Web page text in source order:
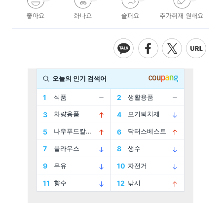
좋아요 화나요 슬퍼요 추가취재 원해요